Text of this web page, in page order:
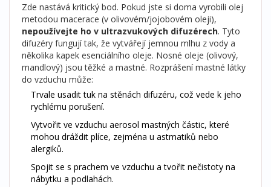
Zde nastává kritický bod. Pokud jste si doma vyrobili olej
metodou macerace (v olivovém/jojobovém oleji),
nepoužívejte ho v ultrazvukových difuzérech. Tyto
difuzéry fungují tak, že vytvářejí jemnou mlhu z vody a
několika kapek esenciálního oleje. Nosné oleje (olivový,
mandlový) jsou těžké a mastné. Rozprášení mastné látky
do vzduchu může:
Trvale usadit tuk na stěnách difuzéru, což vede k jeho
rychlému porušení.
Vytvořit ve vzduchu aerosol mastných částic, které
mohou dráždit plíce, zejména u astmatiků nebo
alergiků.
Spojit se s prachem ve vzduchu a tvořit nečistoty na
nábytku a podlahách.